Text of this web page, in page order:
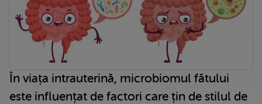
În viața intrauterină, microbiomul fătului
este influențat de factori care țin de stilul de